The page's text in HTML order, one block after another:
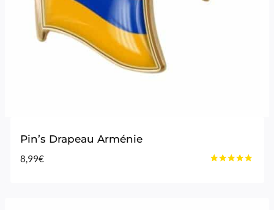
Pin’s Drapeau Arménie
8,99€